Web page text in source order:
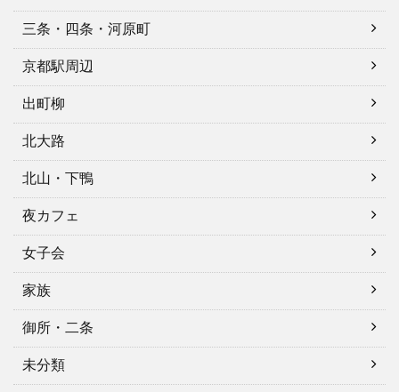
三条・四条・河原町
京都駅周辺
出町柳
北大路
北山・下鴨
夜カフェ
女子会
家族
御所・二条
未分類